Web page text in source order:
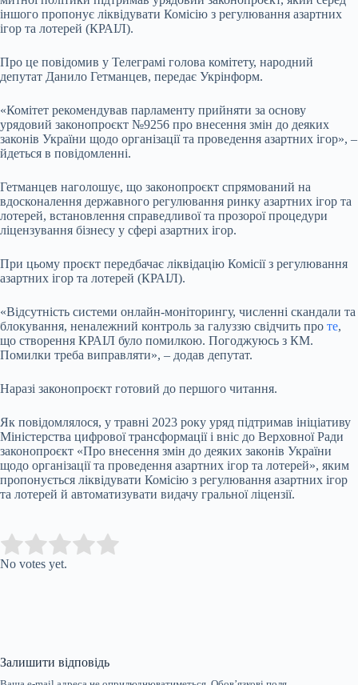
іншого пропонує ліквідувати Комісію з регулювання азартних
ігор та лотерей (КРАІЛ).
Про це повідомив у Телеграмі голова комітету, народний
депутат Данило Гетманцев, передає Укрінформ.
«Комітет рекомендував парламенту прийняти за основу
урядовий законопроєкт №9256 про внесення змін до деяких
законів України щодо організації та проведення азартних ігор», –
йдеться в повідомленні.
Гетманцев наголошує, що законопроєкт спрямований на
вдосконалення державного регулювання ринку азартних ігор та
лотерей, встановлення справедливої та прозорої процедури
ліцензування бізнесу у сфері азартних ігор.
При цьому проєкт передбачає ліквідацію Комісії з регулювання
азартних ігор та лотерей (КРАІЛ).
«Відсутність системи онлайн-моніторингу, численні скандали та
блокування, неналежний контроль за галуззю свідчить про те,
що створення КРАІЛ було помилкою. Погоджуюсь з КМ.
Помилки треба виправляти», – додав депутат.
Наразі законопроєкт готовий до першого читання.
Як повідомлялося, у травні 2023 року уряд підтримав ініціативу
Міністерства цифрової трансформації і вніс до Верховної Ради
законопроєкт «Про внесення змін до деяких законів України
щодо організації та проведення азартних ігор та лотерей», яким
пропонується ліквідувати Комісію з регулювання азартних ігор
та лотерей й автоматизувати видачу гральної ліцензії.
Rate this item:
No votes yet.
Залишити відповідь